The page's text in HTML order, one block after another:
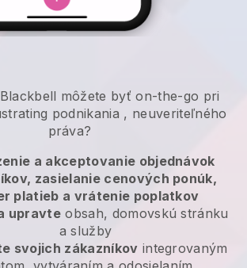
Blackbell môžete byť on-the-go pri
podnikania , neuveriteľného
práva?
a akceptovanie objednávok
zasielanie cenových ponúk,
platieb a vrátenie poplatkov
upravte obsah, domovskú stránku
a služby
svojich zákazníkov integrovaným